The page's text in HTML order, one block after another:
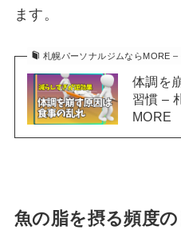
ます。
札幌パーソナルジムならMORE –
体調を
習慣 –
MORE
魚の脂を摂る頻度